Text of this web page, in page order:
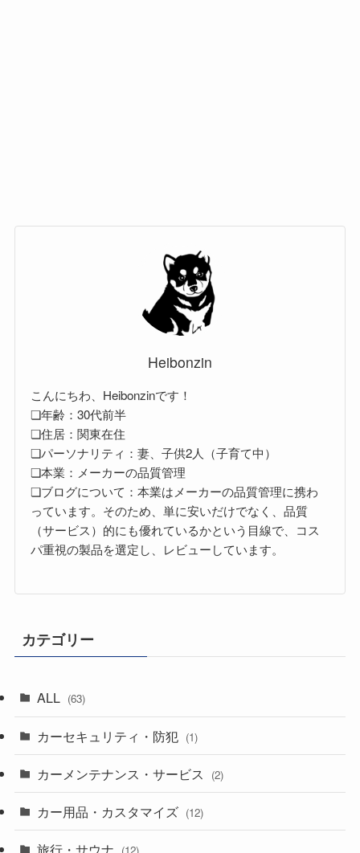
Heibonzin
こんにちわ、Heibonzinです！
❏年齢：30代前半
❏住居：関東在住
❏パーソナリティ：妻、子供2人（子育て中）
❏本業：メーカーの品質管理
❏ブログについて：本業はメーカーの品質管理に携わ
っています。そのため、単に安いだけでなく、品質
（サービス）的にも優れているかという目線で、コス
パ重視の製品を選定し、レビューしています。
カテゴリー
ALL (63)
カーセキュリティ・防犯 (1)
カーメンテナンス・サービス (2)
カー用品・カスタマイズ (12)